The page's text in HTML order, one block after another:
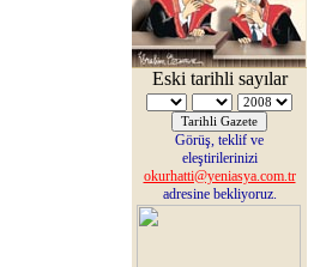
Eski tarihli sayılar
Görüş, teklif ve
eleştirilerinizi
okurhatti@yeniasya.com.tr
adresine bekliyoruz.